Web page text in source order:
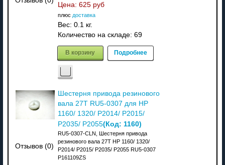
Цена: 625 руб
плюс доставка
Вес: 0.1 кг.
Количество на складе: 69
В корзину Подробнее
Отзывов (0)
Шестерня привода резинового
вала 27T RU5-0307 для HP
1160/ 1320/ P2014/ P2015/
P2035/ P2055(Код: 1160)
RU5-0307-CLN, Шестерня привода
резинового вала 27T HP 1160/ 1320/
P2014/ P2015/ P2035/ P2055 RU5-0307
P161109ZS